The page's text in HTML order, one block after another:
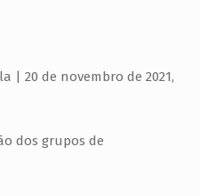
| 20 de novembro de 2021,
dos grupos de